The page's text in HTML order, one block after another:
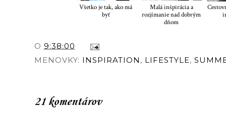
Všetko je tak, ako má
byť
Malá inšpirácia a
rozjímanie nad dobrým
dňom
O 9:38:00
MENOVKY: INSPIRATION , LIFESTYLE,
21 komentárov